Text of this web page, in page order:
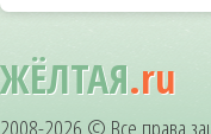
ЖЁЛТАЯ.ru